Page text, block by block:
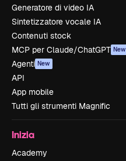
Generatore di video IA
Sintetizzatore vocale IA
Contenuti stock
MCP per Claude/ChatGPT New
Agenti New
API
App mobile
Tutti gli strumenti Magnific
Inizia
Academy